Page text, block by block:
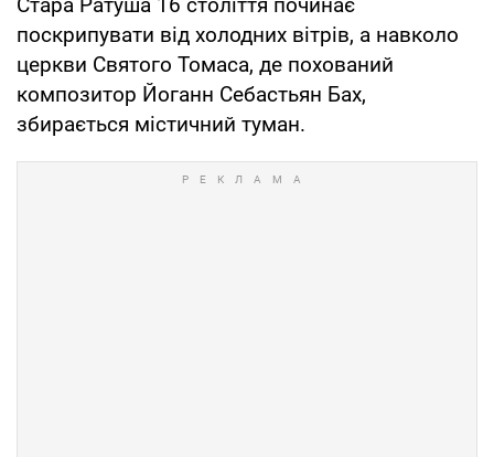
Стара Ратуша 16 століття починає
поскрипувати від холодних вітрів, а навколо
церкви Святого Томаса, де похований
композитор Йоганн Себастьян Бах,
збирається містичний туман.